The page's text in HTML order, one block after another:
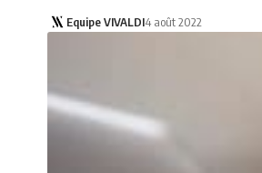
Equipe VIVALDI4 août 2022